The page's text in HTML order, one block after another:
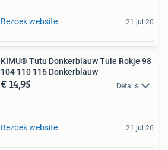
Bezoek website 21 jul 26
KIMU® Tutu Donkerblauw Tule Rokje 98
104 110 116 Donkerblauw
€ 14,95 Details
Bezoek website 21 jul 26